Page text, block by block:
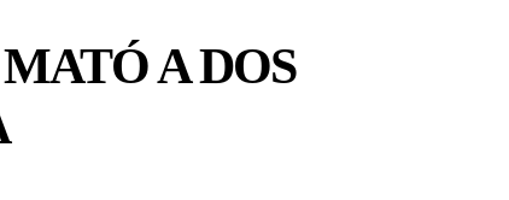
A DOS